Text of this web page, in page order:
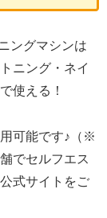
ングマシンは
ニング・ネイ
使える！
可能です♪（※
でセルフエス
式サイトをご